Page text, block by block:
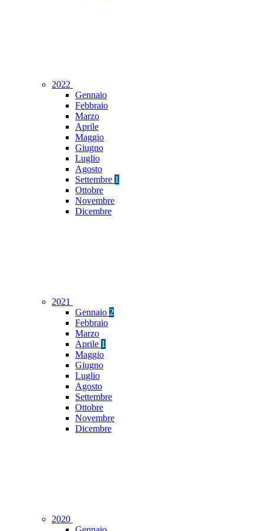
2022
Gennaio
Febbraio
Marzo
Aprile
Maggio
Giugno
Luglio
Agosto
Settembre 1
Ottobre
Novembre
Dicembre
2021
Gennaio 2
Febbraio
Marzo
Aprile 1
Maggio
Giugno
Luglio
Agosto
Settembre
Ottobre
Novembre
Dicembre
2020